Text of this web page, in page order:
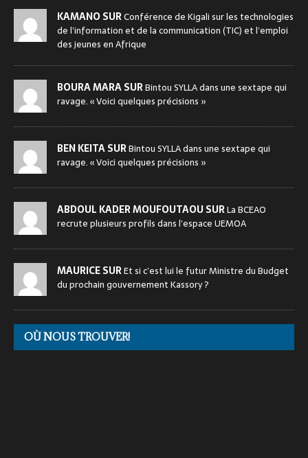
KAMANO SURConférence de Kigali sur les technologies
de l’information et de la communication (TIC) et l’emploi
des jeunes en Afrique
BOURA MARA SURBintou SYLLA dans une sextape qui
ravage. « Voici quelques précisions »
BEN KEITA SURBintou SYLLA dans une sextape qui
ravage. « Voici quelques précisions »
ABDOUL KADER MOUFOUTAOU SURLa BCEAO
recrute plusieurs profils dans l’espace UEMOA
MAURICE SUREt si c’est lui le futur Ministre du Budget
du prochain gouvernement Kassory ?
OÙ NOUS TROUVER!